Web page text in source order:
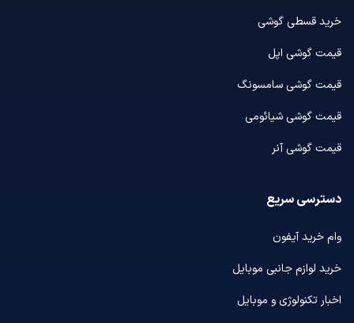
خرید قسطی گوشی
قیمت گوشی اپل
قیمت گوشی سامسونگ
قیمت گوشی شیائومی
قیمت گوشی آنر
دسترسی سریع
وام خرید آیفون
خرید لوازم جانبی موبایل
اخبار تکنولوژی و موبایل